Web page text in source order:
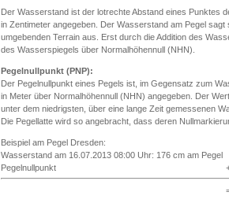
Der Wasserstand ist der lotrechte Abstand eines Punktes
in Zentimeter angegeben. Der Wasserstand am Pegel
umgebenden Terrain aus. Erst durch die Addition des
des Wasserspiegels über Normalhöhennull (NHN).
Pegelnullpunkt (PNP):
Der Pegelnullpunkt eines Pegels ist, im Gegensatz zum
in Meter über Normalhöhennull (NHN) angegeben. Der
unter dem niedrigsten, über eine lange Zeit gemessenen
Die Pegellatte wird so angebracht, dass deren
Beispiel am Pegel Dresden:
Wasserstand am 16.07.2013 08:00 Uhr: 176 cm am Pegel
Pegelnullpunkt